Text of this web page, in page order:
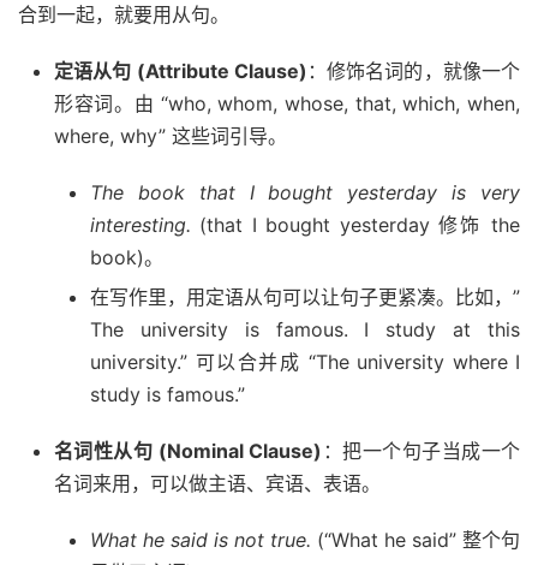
合到一起，就要用从句。
定语从句 (Attribute Clause) ：修饰名词的，就像一个
形容词。由 “who, whom, whose, that, which, when,
where, why” 这些词引导。
The book that I bought yesterday is very
interesting. (that I bought yesterday 修饰 the
book)。
在写作里，用定语从句可以让句子更紧凑。比如，”
The university is famous. I study at this
university.” 可以合并成 “The university where I
study is famous.”
名词性从句 (Nominal Clause) ：把一个句子当成一个
名词来用，可以做主语、宾语、表语。
What he said is not true. (“What he said” 整个句